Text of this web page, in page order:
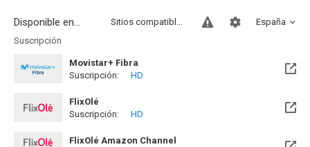
Disponible en... España
Sitios compatibles
Suscripción
Movistar+ Fibra
Disponible hasta el Vie, 01 Ene 2100 (Quedan 73 años)
Suscripción: HD
FlixOlé
Suscripción:
HD
FlixOlé Amazon Channel